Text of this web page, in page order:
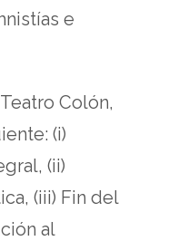
e
Colón,
(i)
(ii)
(iii) Fin del
al